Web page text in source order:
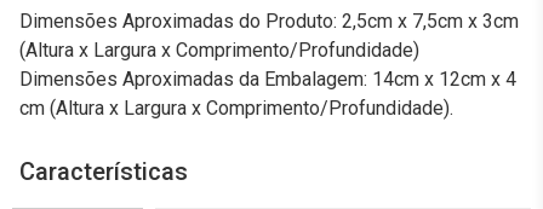
Dimensões Aproximadas do Produto: 2,5cm x 7,5cm x 3cm
(Altura x Largura x Comprimento/Profundidade)
Dimensões Aproximadas da Embalagem: 14cm x 12cm x 4
cm (Altura x Largura x Comprimento/Profundidade).
Características